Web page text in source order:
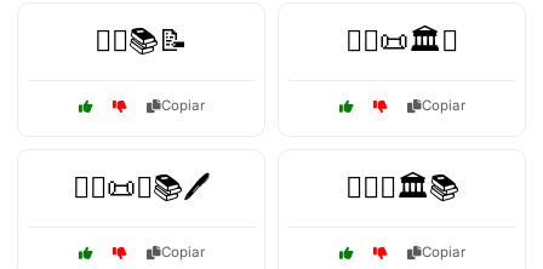
👨‍⚖️📚📝
Copiar
👨‍⚖️📜🏛️⚖️
Copiar
👨‍⚖️📜⚖️📚🖊️
Copiar
👨‍⚖️⚖️🏛️📚
Copiar